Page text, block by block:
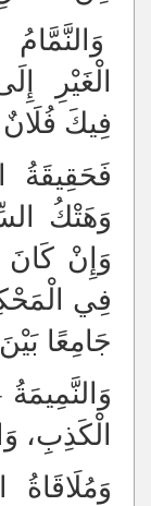
الْغَيْرِ
فِيكَ فُلَانٌ
فَحَقِيقَةُ
وَهَتْكُ
وَإِنْ كَانَ
فِي
جَامِعًا
وَالنَّمِيمَةُ
الْكَذِبِ،
وَمُلَاقَاةُ